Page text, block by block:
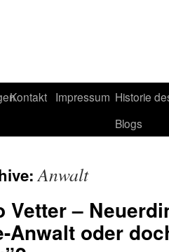
Kontakt Impressum Historie
Blogs
Anwalt
Vetter –
Anwalt oder